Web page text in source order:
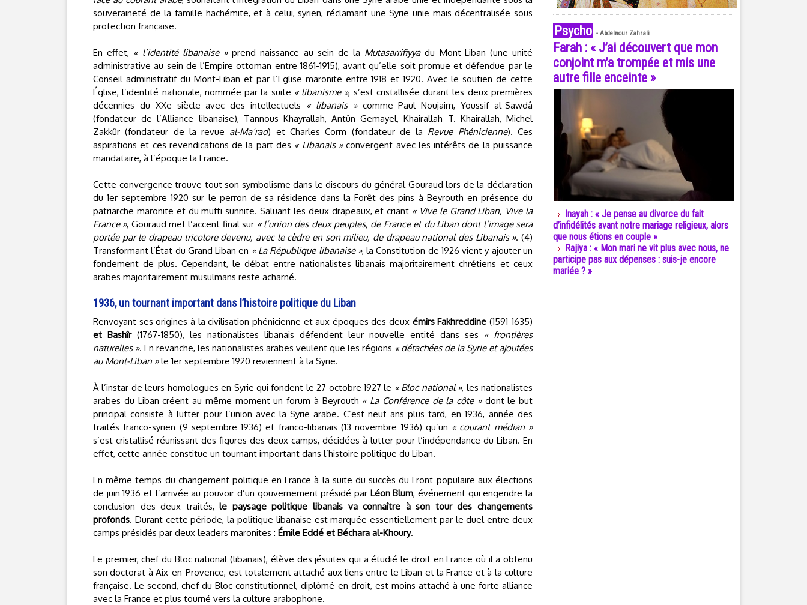
souveraineté de la famille hachémite, et à celui, syrien, réclamant une Syrie unie mais décentralisée sous
protection française.
En effet, « l’identité libanaise »prend naissance au sein de la Mutasarrifiyyadu Mont-Liban (une unité
administrative au sein de l’Empire ottoman entre 1861-1915), avant qu’elle soit promue et défendue par le
Conseil administratif du Mont-Liban et par l’Eglise maronite entre 1918 et 1920. Avec le soutien de cette
Église, l’identité nationale, nommée par la suite « libanisme », s’est cristallisée durant les deux premières
décennies du XXe siècle avec des intellectuels
« libanais »comme Paul Noujaim, Youssif al-Sawdâ
(fondateur de l’Alliance libanaise), Tannous Khayrallah, Antûn Gemayel, Khairallah T. Khairallah, Michel
Zakkûr (fondateur de la revue al-Ma‘rad) et Charles Corm (fondateur de la Revue Phénicienne). Ces
aspirations et ces revendications de la part des « Libanais »convergent avec les intérêts de la puissance
mandataire, à l’époque la France.
Cette convergence trouve tout son symbolisme dans le discours du général Gouraud lors de la déclaration
du 1er septembre 1920 sur le perron de sa résidence dans la Forêt des pins à Beyrouth en présence du
patriarche maronite et du mufti sunnite. Saluant les deux drapeaux, et criant « Vive le Grand Liban, Vive la
France », Gouraud met l’accent final sur « l’union des deux peuples, de France et du Liban dont l’image sera
portée par le drapeau tricolore devenu, avec le cèdre en son milieu, de drapeau national des Libanais ». (4)
Transformant l’État du Grand Liban en « La République libanaise », la Constitution de 1926 vient y ajouter un
fondement de plus. Cependant, le débat entre nationalistes libanais majoritairement chrétiens et ceux
arabes majoritairement musulmans reste acharné.
1936, un tournant important dans l’histoire politique du Liban
Renvoyant ses origines à la civilisation phénicienne et aux époques des deux émirs Fakhreddine (1591-1635)
et Bashîr(1767-1850), les nationalistes libanais défendent leur nouvelle entité dans ses
« frontières
naturelles ». En revanche, les nationalistes arabes veulent que les régions « détachées de la Syrie et ajoutées
au Mont-Liban »le 1er septembre 1920 reviennent à la Syrie.
À l’instar de leurs homologues en Syrie qui fondent le 27 octobre 1927 le « Bloc national », les nationalistes
arabes du Liban créent au même moment un forum à Beyrouth « La Conférence de la côte »dont le but
principal consiste à lutter pour l’union avec la Syrie arabe. C’est neuf ans plus tard, en 1936, année des
traités franco-syrien (9 septembre 1936) et franco-libanais (13 novembre 1936) qu’un « courant médian »
s’est cristallisé réunissant des figures des deux camps, décidées à lutter pour l’indépendance du Liban. En
effet, cette année constitue un tournant important dans l’histoire politique du Liban.
En même temps du changement politique en France à la suite du succès du Front populaire aux élections
de juin 1936 et l’arrivée au pouvoir d’un gouvernement présidé par Léon Blum, événement qui engendre la
conclusion des deux traités,le paysage politique libanais va connaître à son tour des changements
profonds. Durant cette période, la politique libanaise est marquée essentiellement par le duel entre deux
camps présidés par deux leaders maronites : Émile Eddé et Béchara al-Khoury.
Le premier, chef du Bloc national (libanais), élève des jésuites qui a étudié le droit en France où il a obtenu
son doctorat à Aix-en-Provence, est totalement attaché aux liens entre le Liban et la France et à la culture
française. Le second, chef du Bloc constitutionnel, diplômé en droit, est moins attaché à une forte alliance
avec la France et plus tourné vers la culture arabophone.
Psycho - Abdelnour Zahrali
Farah : « J’ai découvert que mon
conjoint m’a trompée et mis une
autre fille enceinte »
Inayah : « Je pense au divorce du fait
d’infidélités avant notre mariage religieux, alors
que nous étions en couple »
Rajiya : « Mon mari ne vit plus avec nous, ne
participe pas aux dépenses : suis-je encore
mariée ? »